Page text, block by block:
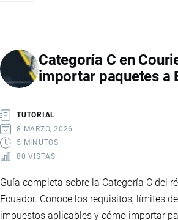
A
ECUADOR:
Y
BUENAS
PRÁCTICAS
Categoría C en
importar paquetes a
TUTORIAL
8 MARZO, 2026
5 MINUTOS
80 VISTAS
Guía completa sobre la Categoría C del
Ecuador. Conoce los requisitos, límites
impuestos aplicables y cómo importar